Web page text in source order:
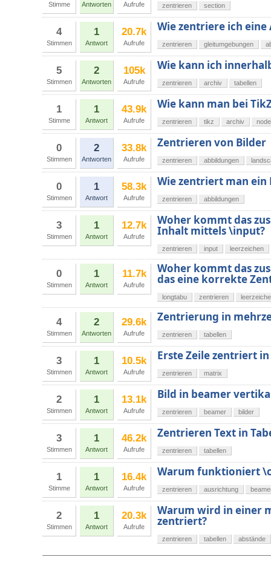
Stimme Antworten Aufrufe zentrieren section
4
Stimmen
1
Antwort
20.7k
Aufrufe
Wie zentriere ich
zentrieren gleitumgebungen
5
Stimmen
2
Antworten
105k
Aufrufe
Wie kann ich
zentrieren archiv tabellen
1
Stimme
1
Antwort
43.9k
Aufrufe
Wie kann man bei
zentrieren tikz archiv
0
Stimmen
2
Antworten
33.8k
Aufrufe
Zentrieren von Bilder
zentrieren abbildungen
0
Stimmen
1
Antwort
58.3k
Aufrufe
Wie zentriert man ein
zentrieren abbildungen
3
Stimmen
1
Antwort
12.7k
Aufrufe
Woher kommt das
Inhalt mittels \input?
zentrieren input leerzeichen
0
Stimmen
1
Antwort
11.7k
Aufrufe
Woher kommt das
das eine korrekte
longtabu zentrieren
4
Stimmen
2
Antworten
29.6k
Aufrufe
Zentrierung in
zentrieren tabellen
3
Stimmen
1
Antwort
10.5k
Aufrufe
Erste Zeile zentriert
zentrieren matrix
2
Stimmen
1
Antwort
13.1k
Aufrufe
Bild in beamer
zentrieren beamer bilder
3
Stimmen
1
Antwort
46.2k
Aufrufe
Zentrieren Text in
zentrieren tabellen
1
Stimme
1
Antwort
16.4k
Aufrufe
Warum funktioniert
zentrieren ausrichtung
2
Stimmen
1
Antwort
20.3k
Aufrufe
Warum wird in einer
zentriert?
zentrieren tabellen abstände